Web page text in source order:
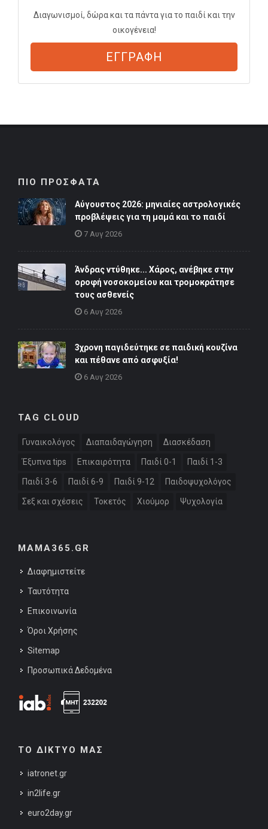
Διαγωνισμοί, δώρα και τα πάντα για το παιδί και την
οικογένεια!
ΕΓΓΡΑΦΗ
ΠΙΟ ΠΡΟΣΦΑΤΑ
Αύγουστος 2026: μηνιαίες αστρολογικές
προβλέψεις για τη μαμά και το παιδί
7 Αυγ 2026
Άνδρας ντύθηκε... Χάρος, ανέβηκε στην
οροφή νοσοκομείου και τρομοκράτησε
τους ασθενείς
6 Αυγ 2026
3χρονη παγιδεύτηκε σε παιδική κουζίνα
και πέθανε από ασφυξία!
6 Αυγ 2026
TAG CLOUD
Γυναικολόγος Διαπαιδαγώγηση Διασκέδαση
Έξυπνα tips Επικαιρότητα Παιδί 0-1 Παιδί 1-3
Παιδί 3-6 Παιδί 6-9 Παιδί 9-12 Παιδοψυχολόγος
Σεξ και σχέσεις Τοκετός Χιούμορ Ψυχολογία
MAMA365.GR
Διαφημιστείτε
Ταυτότητα
Επικοινωνία
Όροι Χρήσης
Sitemap
Προσωπικά Δεδομένα
ΤΟ ΔΙΚΤΥΟ ΜΑΣ
iatronet.gr
in2life.gr
euro2day.gr